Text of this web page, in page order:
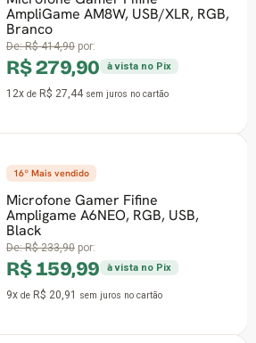
AmpliGame AM8W, USB/XLR, RGB,
Branco
De:R$ 414,90 por:
R$ 279,90 à vista no Pix
12x de R$ 27,44sem juros no cartão
16º Mais vendido
Microfone Gamer Fifine
Ampligame A6NEO, RGB, USB,
Black
De:R$ 233,90 por:
R$ 159,99 à vista no Pix
9x de R$ 20,91 sem juros no cartão